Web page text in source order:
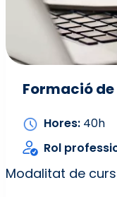
Formació
Hores 40h
Rol
Modalitat de curs